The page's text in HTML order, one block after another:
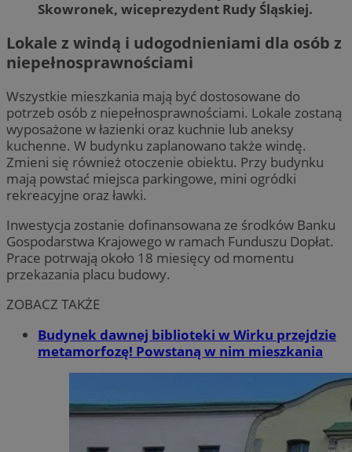
Skowronek, wiceprezydent Rudy Śląskiej.
Lokale z windą i udogodnieniami dla osób z
niepełnosprawnościami
Wszystkie mieszkania mają być dostosowane do
potrzeb osób z niepełnosprawnościami. Lokale zostaną
wyposażone w łazienki oraz kuchnie lub aneksy
kuchenne. W budynku zaplanowano także windę.
Zmieni się również otoczenie obiektu. Przy budynku
mają powstać miejsca parkingowe, mini ogródki
rekreacyjne oraz ławki.
Inwestycja zostanie dofinansowana ze środków Banku
Gospodarstwa Krajowego w ramach Funduszu Dopłat.
Prace potrwają około 18 miesięcy od momentu
przekazania placu budowy.
ZOBACZ TAKŻE
Budynek dawnej biblioteki w Wirku przejdzie
metamorfozę! Powstaną w nim mieszkania